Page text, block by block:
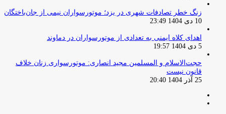
زنگ خطر تصادفات شهری در یزد؛ موتورسواران نیمی از جان‌باختگان
10 دی 1404 23:49
اهدای کلاه ایمنی به تعدادی از موتورسواران در دماوند
5 دی 1404 19:57
حجت‌الاسلام و المسلمین مجید انصاری: موتورسواری زنان خلاف
قانون نیست
25 آذر 1404 20:40